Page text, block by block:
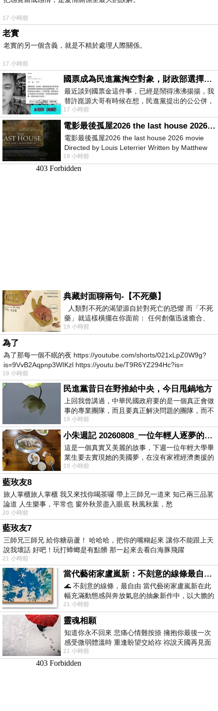
17 小時前
老實
老實的另一個含義，就是不精於處理人際關係。
17 小時前
國票成為民進黨掏空對象，財政部選擇性失憶
最近談到國票金這件事，已經是鬧得沸沸揚揚，我
替許崑源大哥有時候在想，民進黨提出的公公併，
其實就是想要國庫通黨庫，鬧出最大的醜
17 小時前
電影最後孤屋2026 the last house 2026 movie
電影最後孤屋2026 the last house 2026 movie
Directed by Louis Leterrier Written by Matthew
Robinson Starring Greta Lee Wa
19 小時前
典藏封面聊兩句-【不死藥】
人類對不死的渴望源自於對死亡的恐懼 而「不死
藥」就這樣橫擺在你面前： 任何創傷迅速癒合、
停止衰老、痛覺消失…堪
19 小時前
為了
為了那每一個不眠的夜 https://youtube.com/shorts/021xLpZ0W9g?
is=9VvB2Aqpnp3WIKzl https://youtu.be/T9R6YZ294Hc?is=
19 小時前
民進黨昔日在野推給中央，今日甩鍋地方
上回我曾講過，中華民國政府要的是一個真正會做
事的專業團隊，而且要真正解決問題的團隊，而不
是只會到處甩鍋的雙標團隊，最近民進黨
19 小時前
小朱週記 20260808_一位年輕人逐夢的真實故事
這是一個真實又美麗的故事，下週一位年輕大學畢
業生要去實現她的美國夢，在沒有家裡經濟奧援的
情況下，靠著自我努力工作累積出國基
19 小時前
藍玫友8
旅人掌櫃旅人掌櫃 我又來找你喝茶囉 帶上三師兄一道來 知己兩三品茗
論道 人生樂事，平常也 窗外秋景盡入眼底 秋風秋葉，愁
20 小時前
藍玫友7
三師兄三師兄 給你糖葫蘆！ 哈哈哈，把你的嘴糊起來 讓你不能跟上天
說我壞話 好吧！玩打蟑螂是有點髒 那一起來去看白海豚飛躍
21 小時前
當代藝術家盧嵐新：不刻意的線條最自由，讓色彩流動、筆觸自己說話
🌊 不刻意的線條，最自由 當代藝術家盧嵐新在此
幅充滿動態感與奔放氣息的抽象新作中，以大膽的
藍色顏料在白色畫布上揮灑、壓印與流淌
21 小時前
靈魂相願
知道你永不回來 悲痛心情難按捺 擁抱你最後一次
感受微弱體溫時 重逢盼望交給祢 祢說天國再見面
此刻忍淚說別離 他日靈魂再
21 小時前